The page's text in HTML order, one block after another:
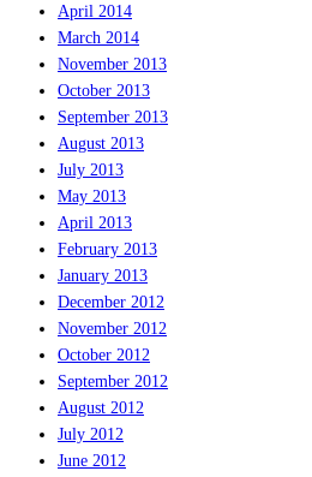
April 2014
March 2014
November 2013
October 2013
September 2013
August 2013
July 2013
May 2013
April 2013
February 2013
January 2013
December 2012
November 2012
October 2012
September 2012
August 2012
July 2012
June 2012